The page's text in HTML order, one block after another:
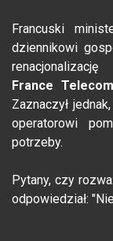
Francuski
dziennikowi
France Telecom
Zaznaczył
operatorowi
potrzeby.
Pytany, czy
odpowiedział: